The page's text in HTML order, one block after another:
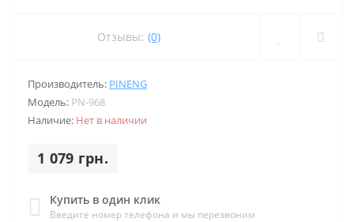
Отзывы: (0)
Производитель: PINENG
Модель: PN-968
Наличие: Нет в наличии
1 079 грн.
Купить в один клик
Введите номер телефона и мы перезвоним